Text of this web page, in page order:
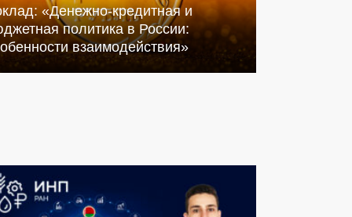
«Денежно-кредитная и
политика в России:
взаимодействия»